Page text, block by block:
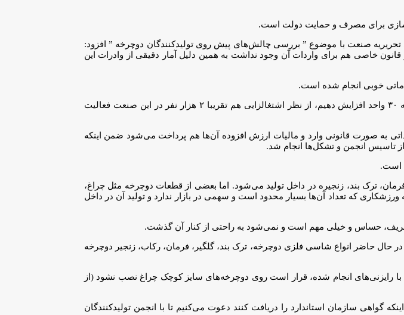
برای مصرف و حمایت دولت است.
صنعت با موضوع ” بررسی چالش‌های پیش روی تولیدکنندگان دوچرخه ” افزود:
خاصی هم برای واردات آن وجود نداشت به همین دلیل آمار دقیقی از وادرات این
خوبی انجام شده است.
وی ادامه داد: ما توانستیم در مدت یک و سال نیم گذشته، تعداد واحد‌های تولیدی این صنعت را از ۱۳ واحد به ۳۰ واحد افزایش دهیم، از نظر اشتغالزایی هم تقریبا ۲ هزار نفر در این صنعت فعالیت
به صورت قانونی وارد و مالیات ارزش افزوده آن‌ها هم پرداخت می‌شود ضمن اینکه
تاسیس انجمن و تشکل‌ها انجام شد.
ترک بند، زنجیره در داخل تولید می‌شود. اما بعضی از قطعات دوچرخه مثل چراغ،
که تعداد آن‌ها بسیار محدود است و سهمی در بازار ندارد و تولید آن در داخل
حساس و خیلی مهم است و نمی‌شود به راحتی از کنار آن گذشت.
در حال حاضر انواع شاسی فلزی دوچرخه، ترک بند، گلگیر، فرمان، رکاب، زنجیر دوچرخه
با رایزنی‌های انجام شده، قرار است روی دوچرخه‌های سایز کوچک چراغ نصب نشود (از
گواهی سازمان استاندارد را دریافت کنند دعوت می‌کنیم تا با انجمن تولیدکنندگان